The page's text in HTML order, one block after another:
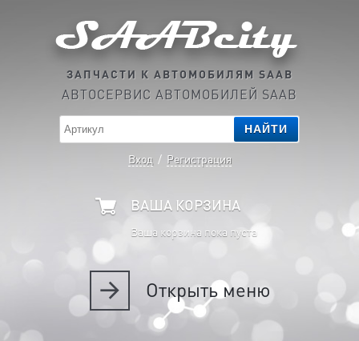
ЗАПЧАСТИ К АВТОМОБИЛЯМ SAAB
АВТОСЕРВИС АВТОМОБИЛЕЙ SAAB
НАЙТИ
Вход / Регистрация
ВАША КОРЗИНА
Ваша корзина пока пуста
Открытьменю